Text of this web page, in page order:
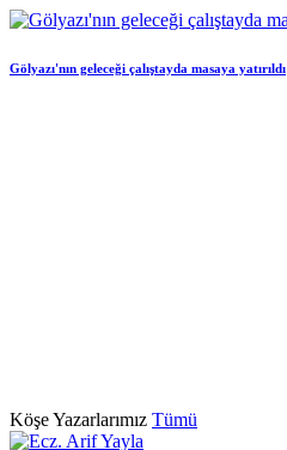
Gölyazı'nın geleceği çalıştayda masaya yatırıldı
KöşeYazarlarımız Tümü